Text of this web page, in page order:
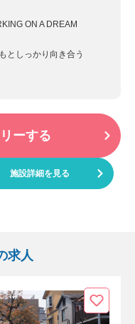
ON A DREAM
としっかり向き合う
ーする
施設詳細を見る
求人